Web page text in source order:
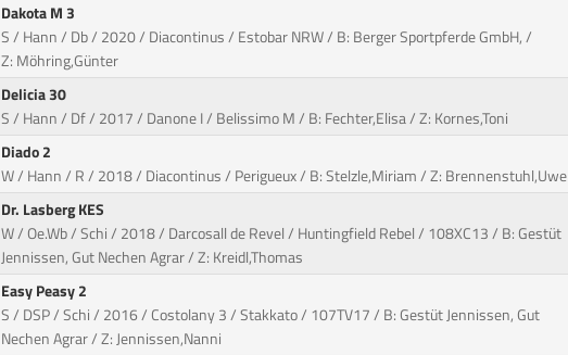
Dakota M 3
S / Hann / Db / 2020 / Diacontinus / Estobar NRW / B: Berger Sportpferde GmbH, /
Z: Möhring,Günter
Delicia 30
S / Hann / Df / 2017 / Danone I / Belissimo M / B: Fechter,Elisa / Z: Kornes,Toni
Diado 2
W / Hann / R / 2018 / Diacontinus / Perigueux / B: Stelzle,Miriam / Z: Brennenstuhl,Uwe
Dr. Lasberg KES
W / Oe.Wb / Schi / 2018 / Darcosall de Revel / Huntingfield Rebel / 108XC13 / B: Gestüt
Jennissen, Gut Nechen Agrar / Z: Kreidl,Thomas
Easy Peasy 2
S / DSP / Schi / 2016 / Costolany 3 / Stakkato / 107TV17 / B: Gestüt Jennissen, Gut
Nechen Agrar / Z: Jennissen,Nanni